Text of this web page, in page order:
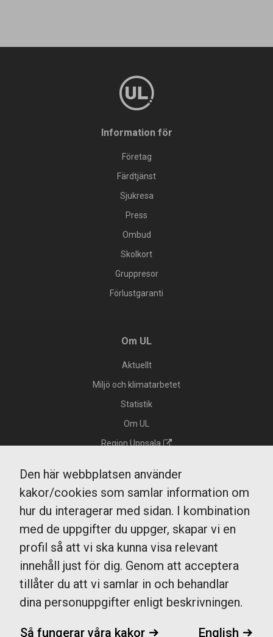
Information för
Företag
Färdtjänst
Sjukresa
Press
Ombud
Skolkort
Gruppresor
Förlustgaranti
Om UL
Aktuellt
Miljö och klimatarbetet
Statistik
Om UL
Region Uppsala
UL Kundtjänst
0771-14 14 14
fragaoss@ul.se
7-20
Den här webbplatsen använder
kakor/cookies som samlar information om
hur du interagerar med sidan. I kombination
med de uppgifter du uppger, skapar vi en
profil så att vi ska kunna visa relevant
innehåll just för dig. Genom att acceptera
tillåter du att vi samlar in och behandlar
dina personuppgifter enligt beskrivningen.
Så fungerar våra kakor English